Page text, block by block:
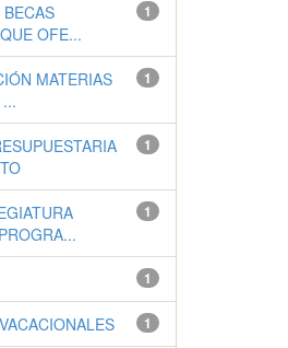
1
OFE...
1
MATERIAS
1
1
1
1